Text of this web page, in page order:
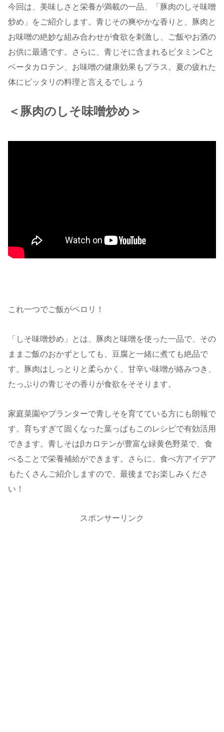
今回は、美味しさと栄養が満載の一品、「豚肉のしそ味噌
炒め」をご紹介します。青じその爽やかな香りと、豚肉と
お味噌の絶妙な組み合わせが食欲を刺激し、ご飯やお酒の
お供に最適です。さらに、青じそに含まれるビタミンCと
ベータカロテン、お味噌の健康効果もプラス。夏の疲れた
体にピッタリの料理と言えるでしょう
＜豚肉のしそ味噌炒め＞
これ一つでご飯がペロリ！
「しそ味噌炒め」とは、豚肉と味噌を使った一品で、その
ままご飯のおかずとしても、豆腐と一緒に煮ても絶品で
す。豚肉はしっとりと柔らかく、甘辛い味噌が絡みつき、
たっぷりの青じその香りが食欲をそそります。
家庭菜園やプランターで青しそを育てている方にも朗報で
す。育ちすぎて固くなった葉っぱもこのレシピで有効活用
できます。青しそはβカロテンが豊富な緑黄色野菜で、食
べることで栄養補給ができます。さらに、食べ方アイデア
もたくさんご紹介しますので、最後までお楽しみくださ
い！
スポンサーリンク